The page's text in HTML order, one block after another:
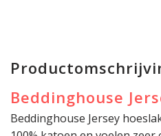
Beddinghouse
Beddinghouse Jersey